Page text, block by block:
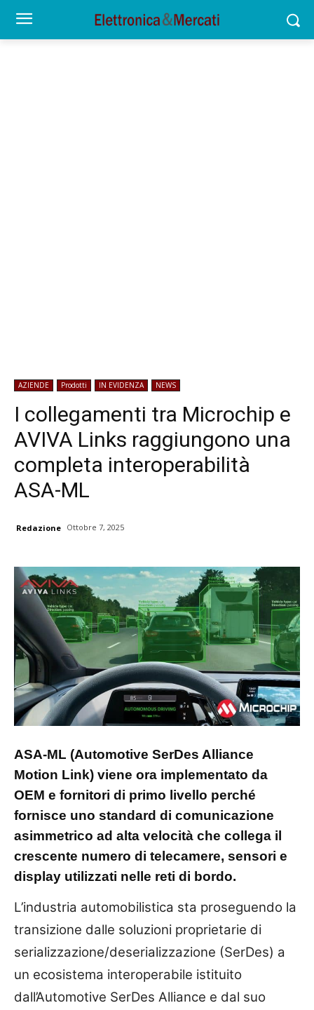
AZIENDE Prodotti IN EVIDENZA NEWS
I collegamenti tra Microchip e
AVIVA Links raggiungono una
completa interoperabilità
ASA-ML
Redazione Ottobre 7, 2025
ASA-ML (Automotive SerDes Alliance
Motion Link) viene ora implementato da
OEM e fornitori di primo livello perché
fornisce uno standard di comunicazione
asimmetrico ad alta velocità che collega il
crescente numero di telecamere, sensori e
display utilizzati nelle reti di bordo.
L’industria automobilistica sta proseguendo la
transizione dalle soluzioni proprietarie di
serializzazione/deserializzazione (SerDes) a
un ecosistema interoperabile istituito
dall’Automotive SerDes Alliance e dal suo